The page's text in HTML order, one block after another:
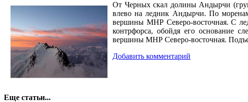
От Черных скал долины Андырчи
влево на ледник Андырчи. По
вершины МНР Северо-восточная. С
контрфорса, обойдя его основание
вершины МНР Северо-восточная.
Добавить комментарий
Еще статьи...